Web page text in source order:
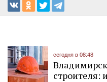
сегодня в 08:48
строителя: